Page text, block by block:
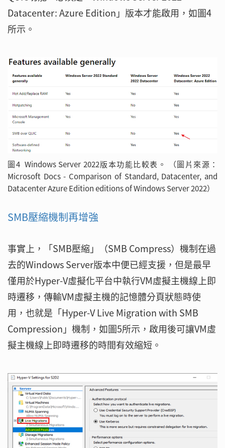
Datacenter: Azure Edition」版本才能啟用，如圖4
所示。
圖4 Windows Server 2022版本功能比較表。 （圖片來源：
Microsoft Docs - Comparison of Standard, Datacenter, and
Datacenter Azure Edition editions of Windows Server 2022）
SMB壓縮機制再增強
事實上，「SMB壓縮」（SMB Compress）機制在過
去的Windows Server版本中便已經支援，但是最早
僅用於Hyper-V虛擬化平台中執行VM虛擬主機線上即
時遷移，傳輸VM虛擬主機的記憶體分頁狀態時使
用，也就是「Hyper-V Live Migration with SMB
Compression」機制，如圖5所示，啟用後可讓VM虛
擬主機線上即時遷移的時間有效縮短。